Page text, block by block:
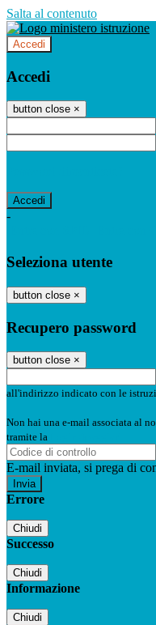
Salta al contenuto
Accedi
Accedi
button close ×
-
Seleziona utente
button close ×
Recupero password
button close ×
all'indirizzo indicato con le
Non hai una e-mail associata al
tramite la
E-mail inviata, si prega di
Errore
Chiudi
Successo
Chiudi
Informazione
Chiudi